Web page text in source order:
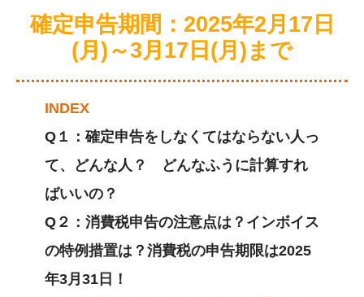
確定申告期間：2025年2月17日
(月)～3月17日(月)まで
INDEX
Q１：確定申告をしなくてはならない人っ
て、どんな人？ どんなふうに計算すれ
ばいいの？
Q２：消費税申告の注意点は？インボイス
の特例措置は？消費税の申告期限は2025
年3月31日！